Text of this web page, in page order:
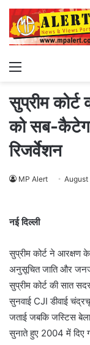
Menu
सुप्रीम
को सब-
रिजर्वेशन
MP Alert August
नई दिल्ली
सुप्रीम कोर्ट ने आरक्षण
अनुसूचित जाति और
सुप्रीम कोर्ट की सात
सुनवाई CJI डीवाई
जताई जबकि जस्टिस
सुनाते हुए 2004 में दिए